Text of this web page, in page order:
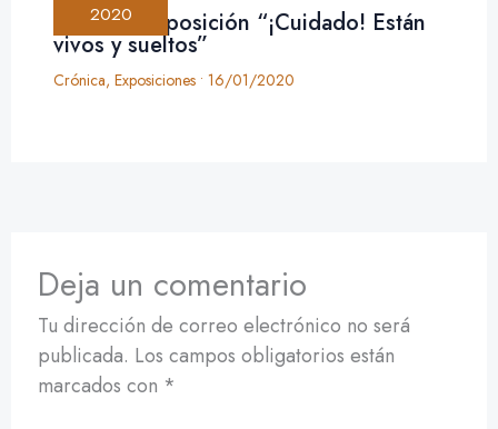
2020
Crónica: exposición “¡Cuidado! Están
vivos y sueltos”
Crónica,Exposiciones •16/01/2020
Deja un comentario
Tu dirección de correo electrónico no será
publicada. Los campos obligatorios están
marcados con *